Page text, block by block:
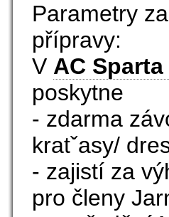
Parametry
přípravy:
V AC
poskytne
- zdarma
kratˇasy/
- zajistí za
pro členy